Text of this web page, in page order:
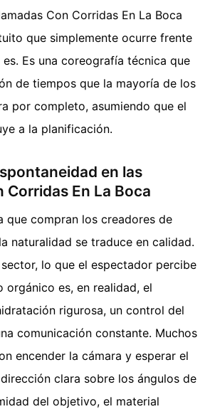
Con Corridas En La Boca
que simplemente ocurre frente
Es una coreografía técnica que
de tiempos que la mayoría de los
por completo, asumiendo que el
a la planificación.
en las
Corridas En La Boca
que compran los creadores de
naturalidad se traduce en calidad.
lo que el espectador percibe
orgánico es, en realidad, el
rigurosa, un control del
comunicación constante. Muchos
encender la cámara y esperar el
clara sobre los ángulos de
del objetivo, el material